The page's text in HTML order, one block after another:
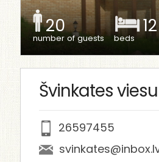
20
number of guests
12
beds
Švinkates
26597455